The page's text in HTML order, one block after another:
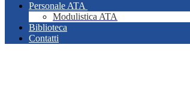
Personale ATA
Modulistica ATA
Biblioteca
Contatti